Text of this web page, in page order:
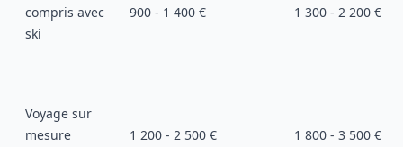
compris avec
ski
900 - 1 400 € 1 300 - 2 200 €
Voyage sur
mesure
1 200 - 2 500 € 1 800 - 3 500 €